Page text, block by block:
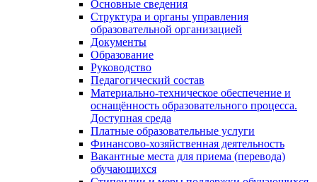
Основные сведения
Структура и органы управления
образовательной организацией
Документы
Образование
Руководство
Педагогический состав
Материально-техническое обеспечение и
оснащённость образовательного процесса.
Доступная среда
Платные образовательные услуги
Финансово-хозяйственная деятельность
Вакантные места для приема (перевода)
обучающихся